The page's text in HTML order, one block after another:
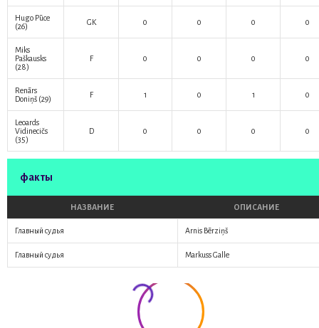
Hugo Pūce
(26)
GK 0 0 0 0
Miks
Paškausks
(28)
F 0 0 0 0
Renārs
Doniņš (29) F 1 0 1 0
Leoards
Vidinecičs
(35)
D 0 0 0 0
факты
НАЗВАНИЕ ОПИСАНИЕ
Главный судья Arnis Bērziņš
Главный судья Markuss Galle